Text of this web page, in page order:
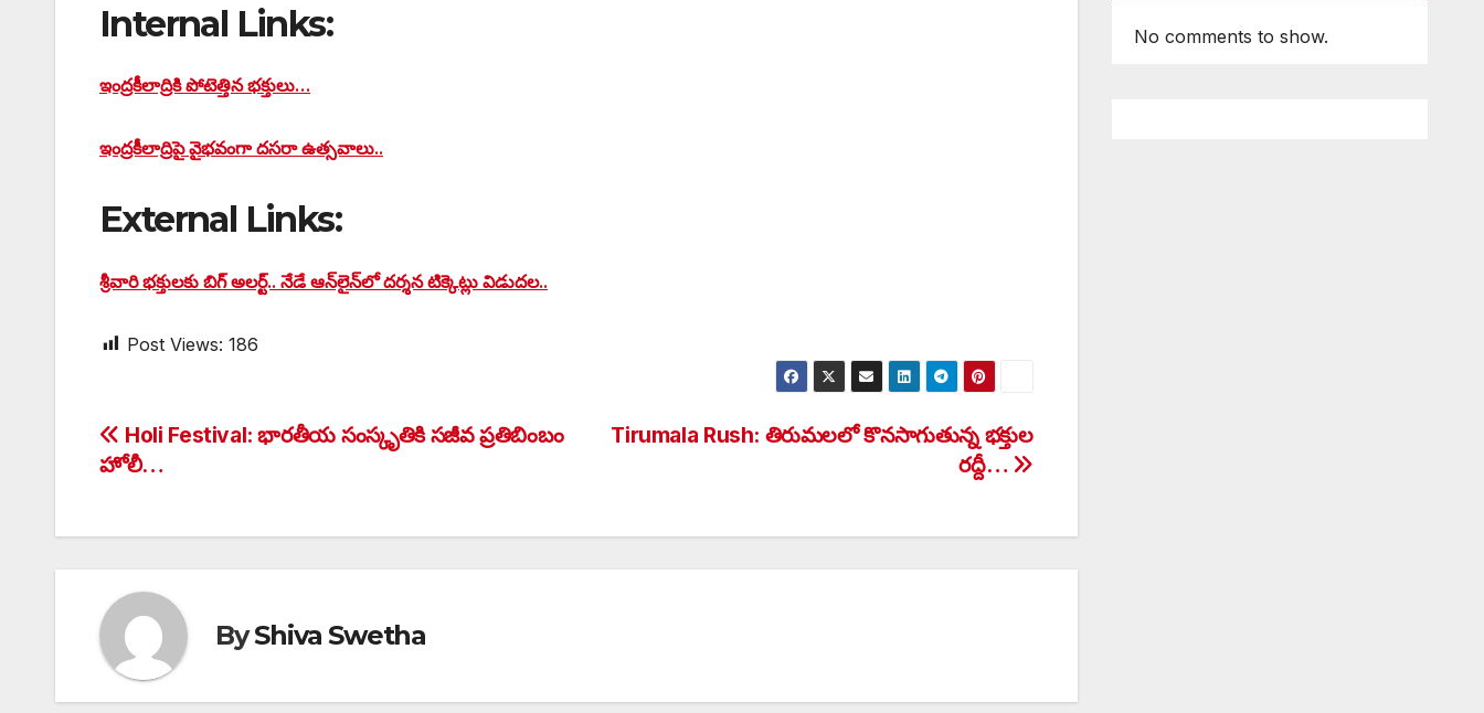
Internal Links:
ఇంద్రకీలాద్రికి పోటెత్తిన భక్తులు…
ఇంద్రకీలాద్రిపై వైభవంగా దసరా ఉత్సవాలు..
External Links:
శ్రీవారి భక్తులకు బిగ్ అలర్ట్.. నేడే ఆన్⁭లైన్⁭లో దర్శన టిక్కెట్లు విడుదల..
Post Views: 186
Post
Tirumala Rush: తిరుమలలో కొనసాగుతున్న భక్తుల
రద్దీ…
Holi Festival: భారతీయ సంస్కృతికి సజీవ ప్రతిబింబం
హోలీ…
ByShiva Swetha
No comments to show.